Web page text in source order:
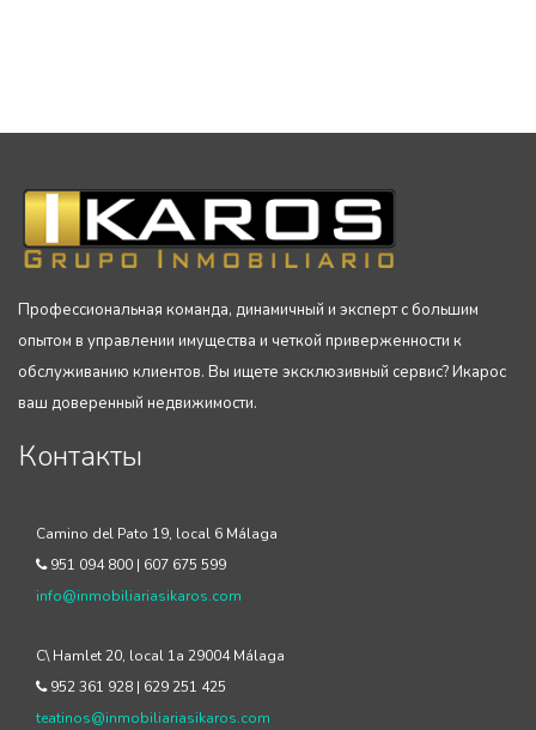
Профессиональная команда, динамичный и эксперт с большим
опытом в управлении имущества и четкой приверженности к
обслуживанию клиентов. Вы ищете эксклюзивный сервис? Икарос
ваш доверенный недвижимости.
Контакты
Camino del Pato 19, local 6 Málaga
951 094 800 | 607 675 599
info@inmobiliariasikaros.com
C\ Hamlet 20, local 1a 29004 Málaga
952 361 928 | 629 251 425
teatinos@inmobiliariasikaros.com